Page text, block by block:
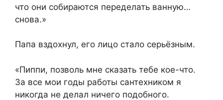
что они собираются переделать ванную…
снова.»
Папа вздохнул, его лицо стало серьёзным.
«Пиппи, позволь мне сказать тебе кое-что.
За все мои годы работы сантехником я
никогда не делал ничего подобного.